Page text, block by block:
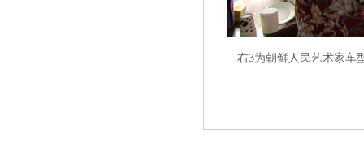
右3为朝鲜人民艺术家车